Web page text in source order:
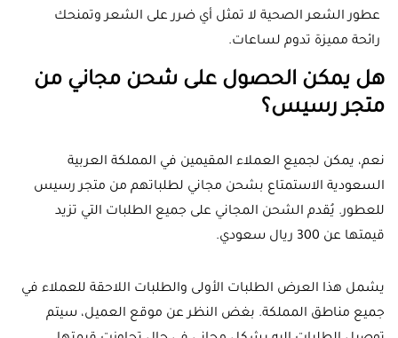
عطور الشعر الصحية لا تمثل أي ضرر على الشعر وتمنحك
رائحة مميزة تدوم لساعات.
هل يمكن الحصول على شحن مجاني من
متجر رسيس؟
نعم، يمكن لجميع العملاء المقيمين في المملكة العربية
السعودية الاستمتاع بشحن مجاني لطلباتهم من متجر رسيس
للعطور. يُقدم الشحن المجاني على جميع الطلبات التي تزيد
قيمتها عن 300 ريال سعودي.
يشمل هذا العرض الطلبات الأولى والطلبات اللاحقة للعملاء في
جميع مناطق المملكة. بغض النظر عن موقع العميل، سيتم